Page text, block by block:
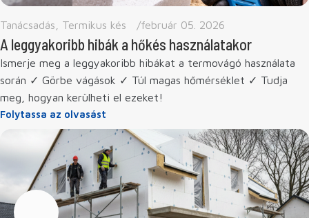
Tanácsadás Termikus kés február 05. 2026
A leggyakoribb hibák a hőkés használatakor
Ismerje meg a leggyakoribb hibákat a termovágó használata
során ✓ Görbe vágások ✓ Túl magas hőmérséklet ✓ Tudja
meg, hogyan kerülheti el ezeket!
Folytassa az olvasást